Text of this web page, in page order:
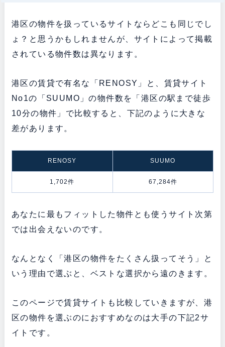
港区の物件を扱っているサイトならどこも同じでし
ょ？と思うかもしれませんが、サイトによって掲載
されている物件数は異なります。
港区の賃貸で有名な「RENOSY」と、賃貸サイト
No1の「SUUMO」の物件数を「港区の駅まで徒歩
10分の物件」で比較すると、下記のように大きな
差があります。
RENOSY SUUMO
1,702件 67,284件
あなたに最もフィットした物件とも使うサイト次第
では出会えないのです。
なんとなく「港区の物件をたくさん扱ってそう」と
いう理由で選ぶと、ベストな選択から遠のきます。
このページで賃貸サイトも比較していきますが、港
区の物件を選ぶのにおすすめなのは大手の下記2サ
イトです。